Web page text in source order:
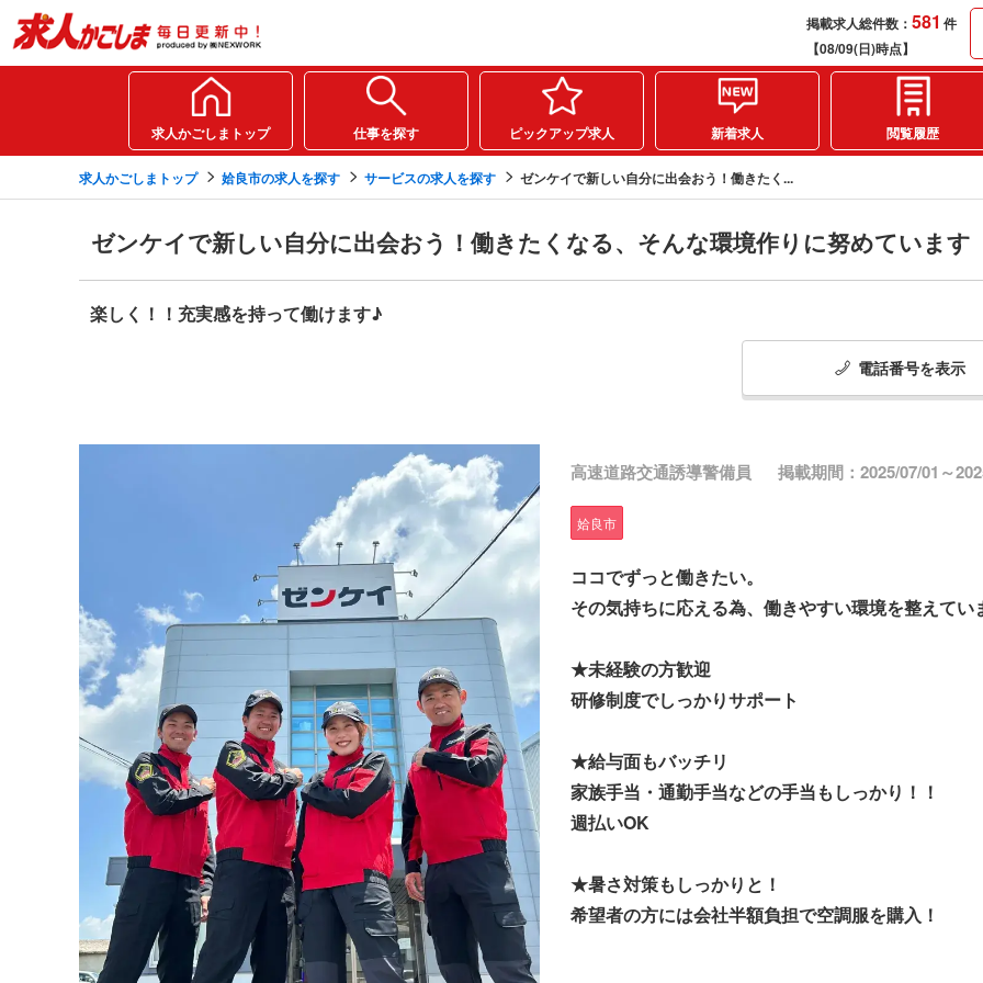
掲載求人総件数： 581 件
【08/09(日)時点】
求人かごしまトップ 仕事を探す ピックアップ求人 新着求人 閲覧履歴
求人かごしまトップ 姶良市の求人を探す サービスの求人を探す ゼンケイで新しい自分に出会おう！働きたく...
ゼンケイで新しい自分に出会おう！働きたくなる、そんな環境作りに努めています
楽しく！！充実感を持って働けます♪
電話番号を表示
高速道路交通誘導警備員 掲載期間：2025/07/01～
姶良市
ココでずっと働きたい。
その気持ちに応える為、働きやすい環境を整えてい
★未経験の方歓迎
研修制度でしっかりサポート
★給与面もバッチリ
家族手当・通勤手当などの手当もしっかり！！
週払いOK
★暑さ対策もしっかりと！
希望者の方には会社半額負担で空調服を購入！